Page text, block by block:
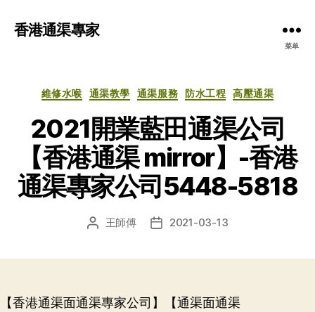
香港通渠專家
菜单
分
維修水喉 通渠教學 通渠服務 防水工程 高壓通渠
2021開業藍田通渠公司
【香港通渠 mirror】-香港
通渠專家公司5448-5818
文 王師傅
发 2021-03-13
【香港通渠面通渠專家公司】【通渠面通渠